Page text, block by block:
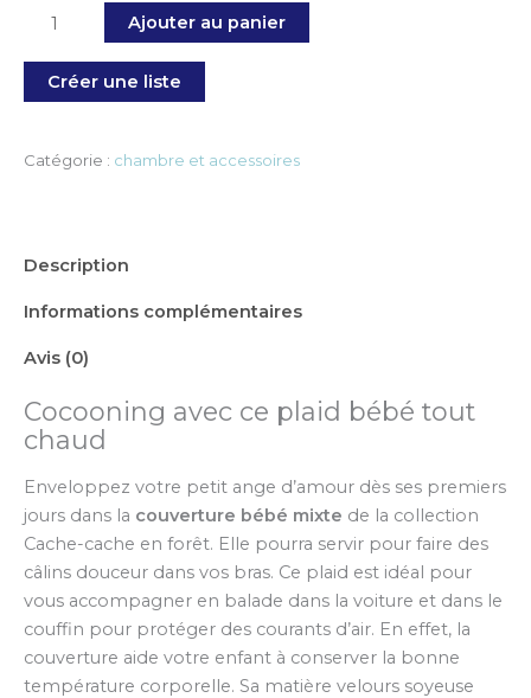
Ajouter au panier
Créer une liste
Catégorie : chambre et accessoires
Description
Informations complémentaires
Avis (0)
Cocooning avec ce plaid bébé tout
chaud
Enveloppez votre petit ange d’amour dès ses premiers
jours dans la couverture bébé mixte de la collection
Cache-cache en forêt. Elle pourra servir pour faire des
câlins douceur dans vos bras. Ce plaid est idéal pour
vous accompagner en balade dans la voiture et dans le
couffin pour protéger des courants d’air. En effet, la
couverture aide votre enfant à conserver la bonne
température corporelle. Sa matière velours soyeuse